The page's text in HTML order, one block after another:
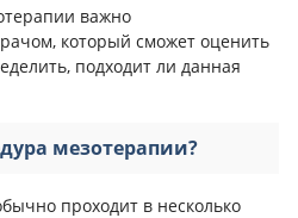
важно
который сможет оценить
подходит ли данная
мезотерапии?
проходит в несколько